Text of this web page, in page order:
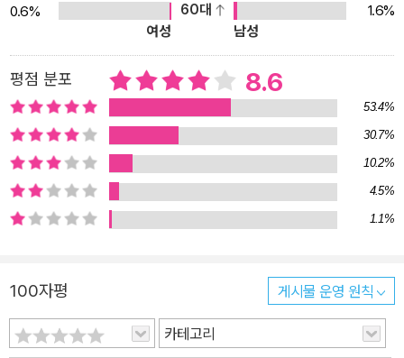
과학적 분석과 역사적 사실, 풍부한 사례를 통해 밝혀낸다. 이 책의 강
점은 노력만으로 목표가 달성된다는 구태의연한 공부법과 자기계발
의 논리를 넘어섰다는 것이다. 마크 주커버그, 빌 게이츠, 스티브 잡
스, 손정의 같은 창조적 두뇌들이 인생의 항로를 어떻게 잡았는지 방
증해주는 자료들을 과학적 논리로 풍부하게 제시함으로써 공부가 우
리 삶을 얼마나 풍요하게 만드는지 생생하게 제시한다. 또 어렵고 힘
들어 보이는 공부를 쉽고 즐거운 공부로 바꿔줌으로써 공부를 통해
우리가 일생을 어떻게 꾸려나갈지(생존.행복.자아실현의 문제), 역경
을 어떻게 뚫고 나갈지(동기부여.고난 극복의 문제)도 알려준다. 저자
것인지 깨닫게 될 것이다. ― 누구나 재밌고 즐거워서 빠져나올 수 없
는 공부의 묘妙! “슬럼프와 스트레스가 없다.” “시간의 흐름을 잊어
버린다.” “두뇌가 최대로 가동된다. 평균을 탈출한다.” “한계를 뛰어
0.6%
60대
1.6%
여성
남성
평점 분포 8.6
53.4%
30.7%
10.2%
4.5%
1.1%
100자평 게시물 운영 원칙
카테고리